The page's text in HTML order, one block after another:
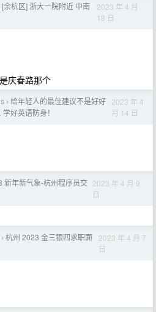
[余杭区] 浙大一院附近 中南
2023 年 4 月
18 日
庆春路那个
› 给年轻人的最佳建议不是好好
好英语防身！
2023 年 4
月 14 日
新年新气象-杭州程序员交 2023 年 4 月 9
日
› 杭州 2023 金三银四求职面
2023 年 4 月 7
日